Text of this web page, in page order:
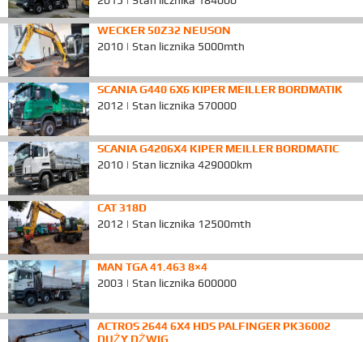
WECKER 50Z32 NEUSON
2010 | Stan licznika 5000mth
SCANIA G440 6X6 KIPER MEILLER BORDMATIK
2012 | Stan licznika 570000
SCANIA G4206X4 KIPER MEILLER BORDMATIC
2010 | Stan licznika 429000km
CAT 318D
2012 | Stan licznika 12500mth
MAN TGA 41.463 8×4
2003 | Stan licznika 600000
ACTROS 2644 6X4 HDS PALFINGER PK36002
DUŻY DŻWIG